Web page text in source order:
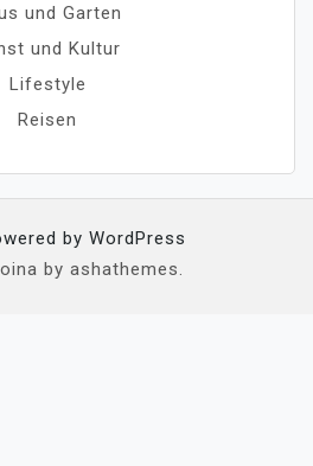
und Garten
und Kultur
Lifestyle
Reisen
by WordPress
by ashathemes.